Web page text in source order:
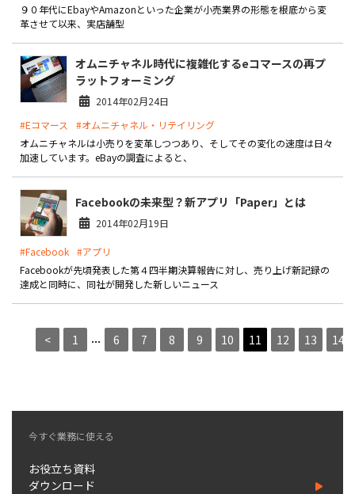
９０年代にEbayやAmazonといった企業が小売業界の形態を根底から変
革させて以来、実店舗型
オムニチャネル時代に複雑化するeコマースの再プ
ラットフォーミング
2014年02月24日
#Eコマース
#オムニチャネル・リテイリング
オムニチャネルは小売りを変革しつつあり、そしてその変化の速度は日々
加速しています。eBayの調査によると、
Facebookの未来型？新アプリ「Paper」とは
2014年02月19日
#Facebook #アプリ
Facebookが先頃発表した第４四半期決算報告に対し、売り上げ新記録の
達成と同時に、同社が開発した新しいニュース
< 1 ... 6 7 8 9 10 11 12 13 14
今すぐ業務に使える
お役立ち資料
ダウンロード